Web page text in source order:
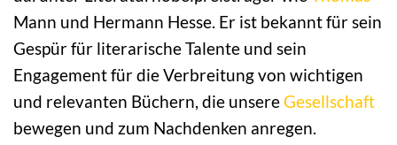
Mann und Hermann Hesse. Er ist bekannt für sein
Gespür für literarische Talente und sein
Engagement für die Verbreitung von wichtigen
und relevanten Büchern, die unsereGesellschaft
bewegen und zum Nachdenken anregen.